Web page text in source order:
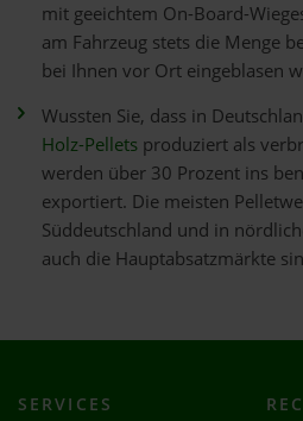
mit geeichtem On-Board-
am Fahrzeug stets die Menge
bei Ihnen vor Ort eingeblasen
Wussten Sie, dass in
Holz-Pellets produziert als
werden über 30 Prozent ins
exportiert. Die meisten
Süddeutschland und in
auch die Hauptabsatzmärkte
SERVICES